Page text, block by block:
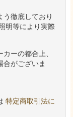
徹底しており
明等により実際
ーの都合上、
がございま
特定商取引法に